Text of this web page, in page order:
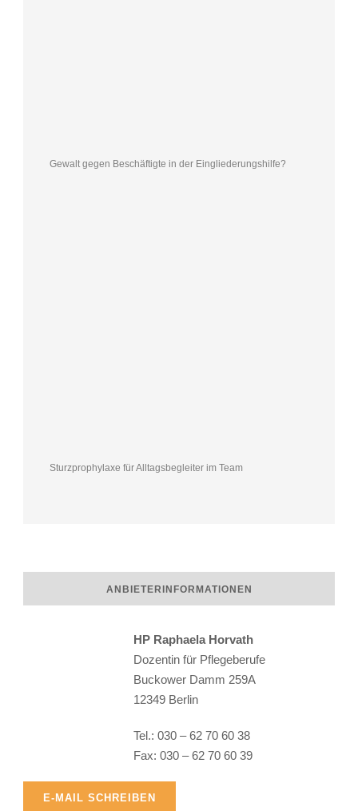
Gewalt gegen Beschäftigte in der Eingliederungshilfe?
Sturzprophylaxe für Alltagsbegleiter im Team
ANBIETERINFORMATIONEN
HP Raphaela Horvath
Dozentin für Pflegeberufe
Buckower Damm 259A
12349 Berlin
Tel.: 030 – 62 70 60 38
Fax: 030 – 62 70 60 39
E-MAIL SCHREIBEN